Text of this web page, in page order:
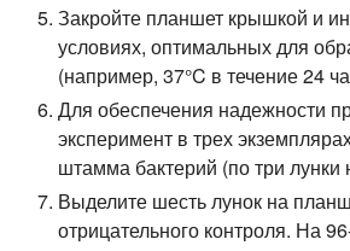
Закройте планшет крышкой и
условиях, оптимальных для
(например, 37°C в течение 24
Для обеспечения надежности
эксперимент в трех
штамма бактерий (по три
Выделите шесть лунок на
отрицательного контроля. На